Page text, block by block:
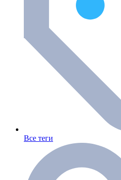
Все теги